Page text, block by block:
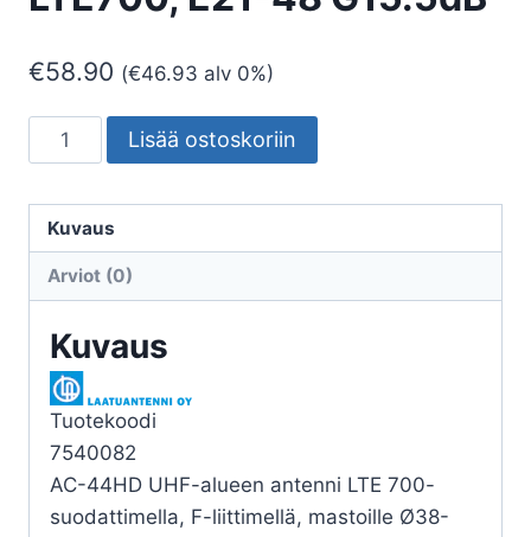
€58.90 (€46.93 alv 0%)
ANTENNI
LAATUANTENNI
6001
LTE700,
G15.5dB
määrä
Lisää ostoskoriin
Kuvaus
Arviot (0)
Kuvaus
Tuotekoodi
7540082
AC-44HD UHF-alueen antenni LTE 700-
suodattimella, F-liittimellä, mastoille Ø38-